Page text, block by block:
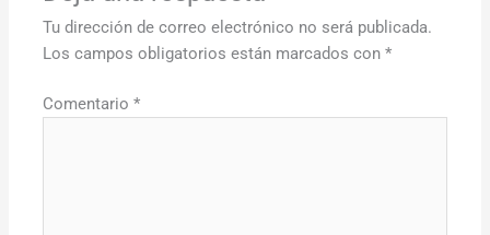
Tu dirección de correo electrónico no será publicada.
Los campos obligatorios están marcados con*
Comentario*